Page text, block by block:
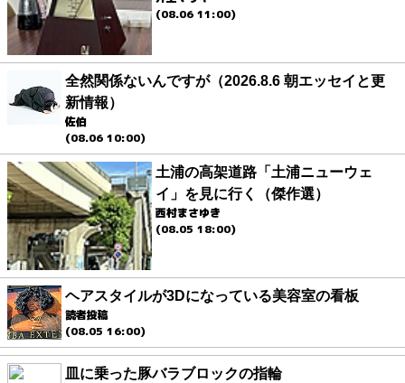
(08.06 11:00)
全然関係ないんですが（2026.8.6 朝エッセイと更
新情報）
佐伯
(08.06 10:00)
土浦の高架道路「土浦ニューウェ
イ」を見に行く（傑作選）
西村まさゆき
(08.05 18:00)
ヘアスタイルが3Dになっている美容室の看板
読者投稿
(08.05 16:00)
皿に乗った豚バラブロックの指輪